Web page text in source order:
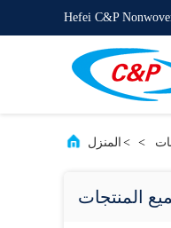
Hefei C&P
المنزل > >
المنتجات